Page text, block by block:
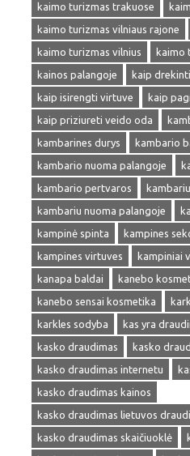
kaimo turizmas trakuose
kaimo turizmas vilniaus rajone
kaimo turizmas vilnius
kaimo
kainos palangoje
kaip
kaip isirengti virtuve
kaip
kaip priziureti veido oda
kambarines durys
kambario
kambario nuoma palangoje
kambario pertvaros
kambariu nuoma palangoje
kampinė spinta
kampines
kampines virtuves
kampiniai
kanapa baldai
kanebo
kanebo sensai kosmetika
karkles sodyba
kas yra
kasko draudimas
kasko
kasko draudimas internetu
kasko draudimas kainos
kasko draudimas lietuvos
kasko draudimas skaičiuoklė